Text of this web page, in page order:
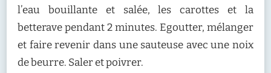
l’eau bouillante et salée, les carottes et la
betterave pendant 2 minutes. Egoutter, mélanger
et faire revenir dans une sauteuse avec une noix
de beurre. Saler et poivrer.